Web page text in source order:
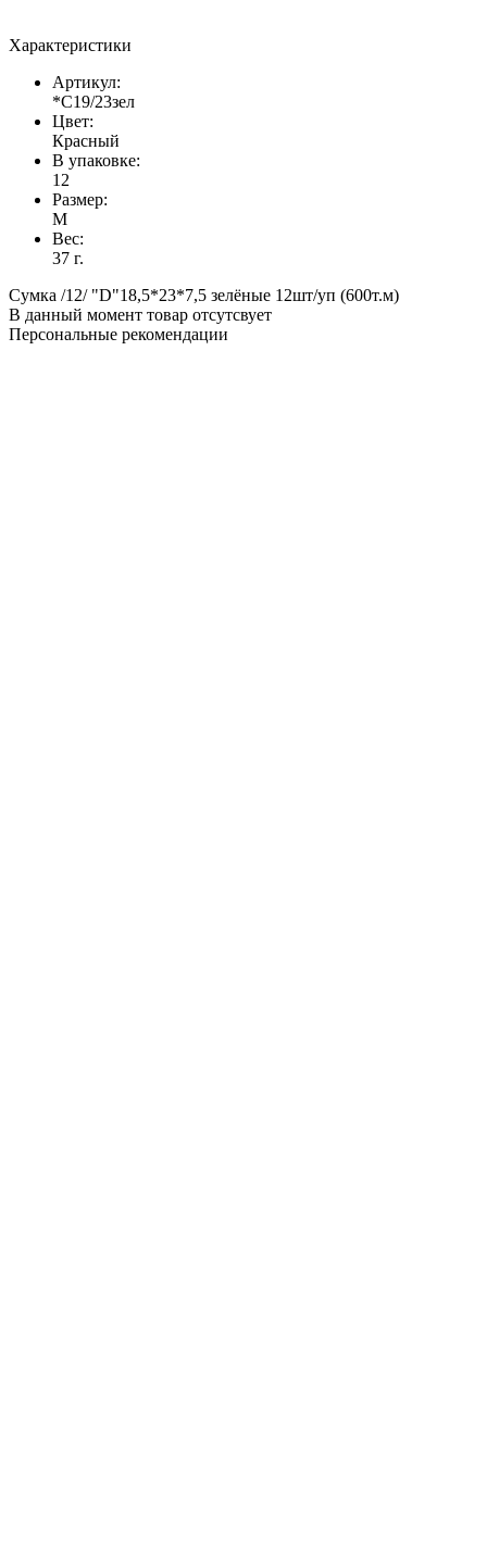
Характеристики
Артикул:
*С19/23зел
Цвет:
Красный
В упаковке:
12
Размер:
M
Вес:
37 г.
Сумка /12/ "D"18,5*23*7,5 зелёные 12шт/уп (600т.м)
В данный момент товар отсутсвует
Персональные рекомендации